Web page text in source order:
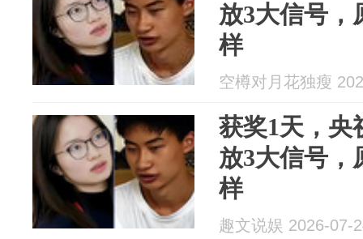
放3大信号，
样
空樽对月花独瘦
获奖1天，央
放3大信号，
样
趣文说娱 2026-07-